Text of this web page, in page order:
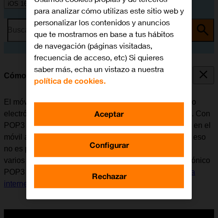
iOS 16.0
Busca por problema o tema
Cómo configurar el correo electrónico POP3
El móvil se puede configurar para enviar y recibir correo
electrónico desde varias cuentas de correo electrónico. Con
POP3 se descarga el correo electrónico de forma local en el
móvil al mismo tiempo que se elimina del servidor. Por eso
no es posible tener acceso al correo electrónico desde
varios dispositivos. Antes de configurar el correo electrónico
POP3 en el móvil, es necesario
configurar el móvil para
internet
para analizar cómo utilizas este sitio web y
personalizar los contenidos y anuncios
que te mostramos en base a tus hábitos
de navegación (páginas visitadas,
frecuencia de acceso, etc) Si quieres
saber más, echa un vistazo a nuestra
política de cookies.
Configurar
Rechazar
Aceptar